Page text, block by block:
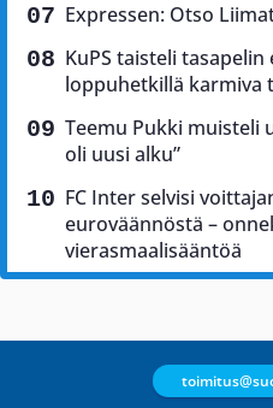
Expressen: Otso
KuPS taisteli
loppuhetkillä karmiva
Teemu Pukki muisteli
oli uusi alku”
FC Inter selvisi
euroväännöstä –
vierasmaalisääntöä